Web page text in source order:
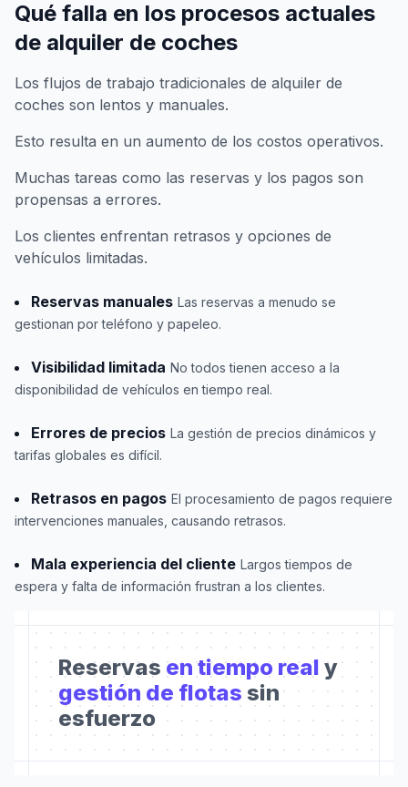
Reservas en tiempo real y
gestión de flotas sin
esfuerzo
Qué falla en los procesos actuales
de alquiler de coches
Los flujos de trabajo tradicionales de alquiler de
coches son lentos y manuales.
Esto resulta en un aumento de los costos operativos.
Muchas tareas como las reservas y los pagos son
propensas a errores.
Los clientes enfrentan retrasos y opciones de
vehículos limitadas.
Reservas manuales Las reservas a menudo se
gestionan por teléfono y papeleo.
Visibilidad limitada No todos tienen acceso a la
disponibilidad de vehículos en tiempo real.
Errores de precios La gestión de precios dinámicos y
tarifas globales es difícil.
Retrasos en pagos El procesamiento de pagos requiere
intervenciones manuales, causando retrasos.
Mala experiencia del cliente Largos tiempos de
espera y falta de información frustran a los clientes.